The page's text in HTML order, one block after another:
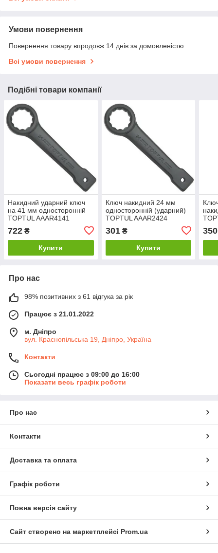
Умови повернення
Повернення товару впродовж 14 днів за домовленістю
Всі умови повернення
Подібні товари компанії
Накидний ударний ключ
на 41 мм односторонній
TOPTUL AAAR4141
722 ₴
Купити
Ключ накидний 24 мм
односторонній (ударний)
TOPTUL AAAR2424
301₴
Купити
350
Про нас
98% позитивних з 61 відгука за рік
Працює з 21.01.2022
м. Дніпро
вул. Краснопільська 19, Дніпро, Україна
Контакти
Сьогодні працює з 09:00 до 16:00
Показати весь графік роботи
Про нас
Контакти
Доставка та оплата
Графік роботи
Повна версія сайту
Сайт створено на маркетплейсі Prom.ua